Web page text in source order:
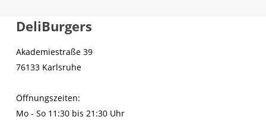
DeliBurgers
Akademiestraße 39
76133 Karlsruhe
Öffnungszeiten:
Mo - So 11:30 bis 21:30 Uhr